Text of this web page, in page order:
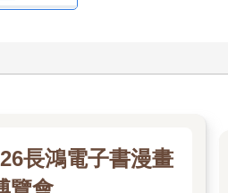
長鴻電子書漫畫